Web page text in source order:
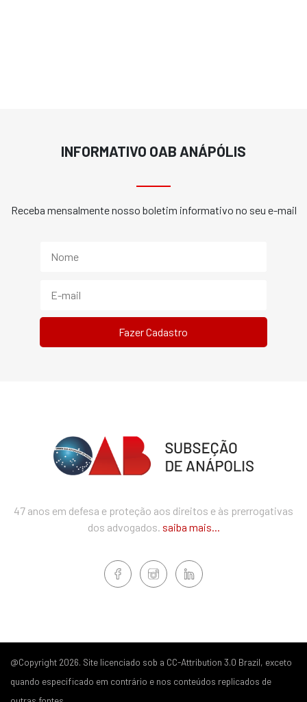
INFORMATIVO OAB ANÁPÓLIS
Receba mensalmente nosso boletim informativo no seu e-mail
47 anos em defesa e proteção aos direitos e às prerrogativas
dos advogados. saiba mais...
@Copyright 2026. Site licenciado sob a CC-Attribution 3.0 Brazil, exceto
quando especificado em contrário e nos conteúdos replicados de